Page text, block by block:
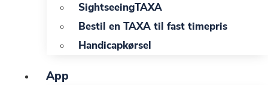
SightseeingTAXA
Bestil en TAXA til fast timepris
Handicapkørsel
App